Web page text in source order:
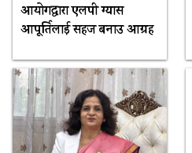
आयोगद्वारा एलपी ग्यास
आपूर्तिलाई सहज बनाउ आग्रह